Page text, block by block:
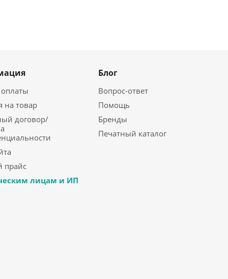
на товар
договор/
прайс
лицам и ИП
Блог
Вопрос-ответ
Помощь
Бренды
Печатный каталог